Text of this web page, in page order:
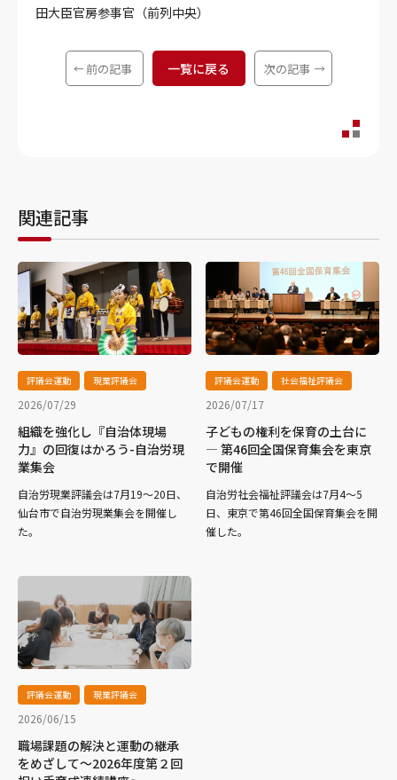
田大臣官房参事官（前列中央）
前の記事 一覧に戻る 次の記事
関連記事
評議会運動 現業評議会
2026/07/29
組織を強化し『自治体現場
力』の回復はかろう-自治労現
業集会
自治労現業評議会は7月19～20日、
仙台市で自治労現業集会を開催し
た。
評議会運動 社会福祉評議会
2026/07/17
子どもの権利を保育の土台に
― 第46回全国保育集会を東京
で開催
自治労社会福祉評議会は7月4～5
日、東京で第46回全国保育集会を開
催した。
評議会運動 現業評議会
2026/06/15
職場課題の解決と運動の継承
をめざして～2026年度第２回